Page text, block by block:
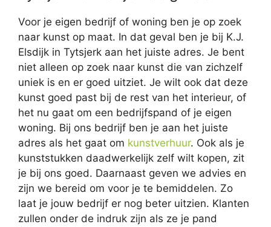
Voor je eigen bedrijf of woning ben je op zoek
naar kunst op maat. In dat geval ben je bij K.J.
Elsdijk in Tytsjerk aan het juiste adres. Je bent
niet alleen op zoek naar kunst die van zichzelf
uniek is en er goed uitziet. Je wilt ook dat deze
kunst goed past bij de rest van het interieur, of
het nu gaat om een bedrijfspand of je eigen
woning. Bij ons bedrijf ben je aan het juiste
adres als het gaat om kunstverhuur. Ook als je
kunststukken daadwerkelijk zelf wilt kopen, zit
je bij ons goed. Daarnaast geven we advies en
zijn we bereid om voor je te bemiddelen. Zo
laat je jouw bedrijf er nog beter uitzien. Klanten
zullen onder de indruk zijn als ze je pand